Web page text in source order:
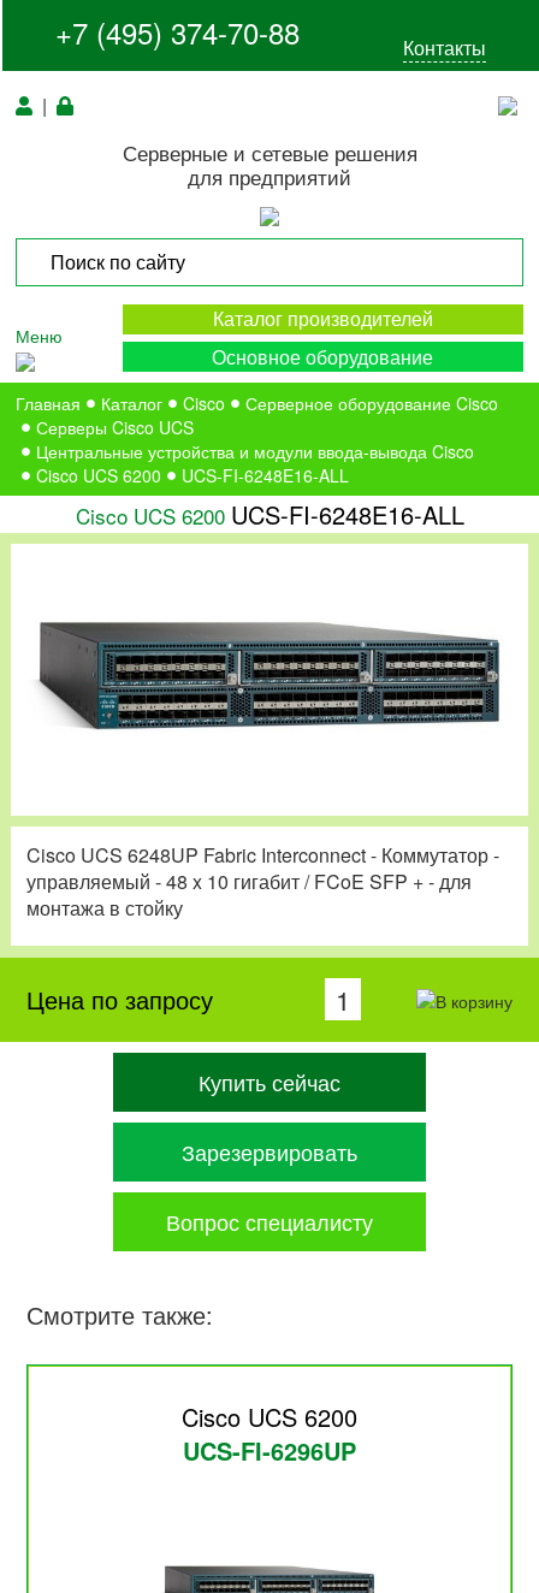
+7 (495) 374-70-88 Контакты
|
Серверные и сетевые решения
для предприятий
Меню
Каталог производителей
Основное оборудование
Главная Каталог Cisco
Серверное оборудование Cisco
Серверы Cisco UCS
Центральные устройства и модули ввода-вывода Cisco
Cisco UCS 6200
UCS-FI-6248E16-ALL
Cisco UCS 6200 UCS-FI-6248E16-ALL
Cisco UCS 6248UP Fabric Interconnect - Коммутатор -
управляемый - 48 x 10 гигабит / FCoE SFP + - для
монтажа в стойку
Цена по запросу
Купить сейчас
Зарезервировать
Вопрос специалисту
Смотрите также:
Cisco UCS 6200
UCS-FI-6296UP